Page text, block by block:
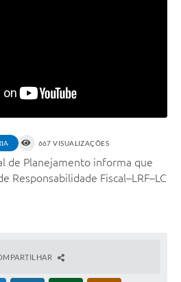
667 VISUALIZAÇÕES
de Planejamento informa que
Responsabilidade Fiscal–LRF–LC